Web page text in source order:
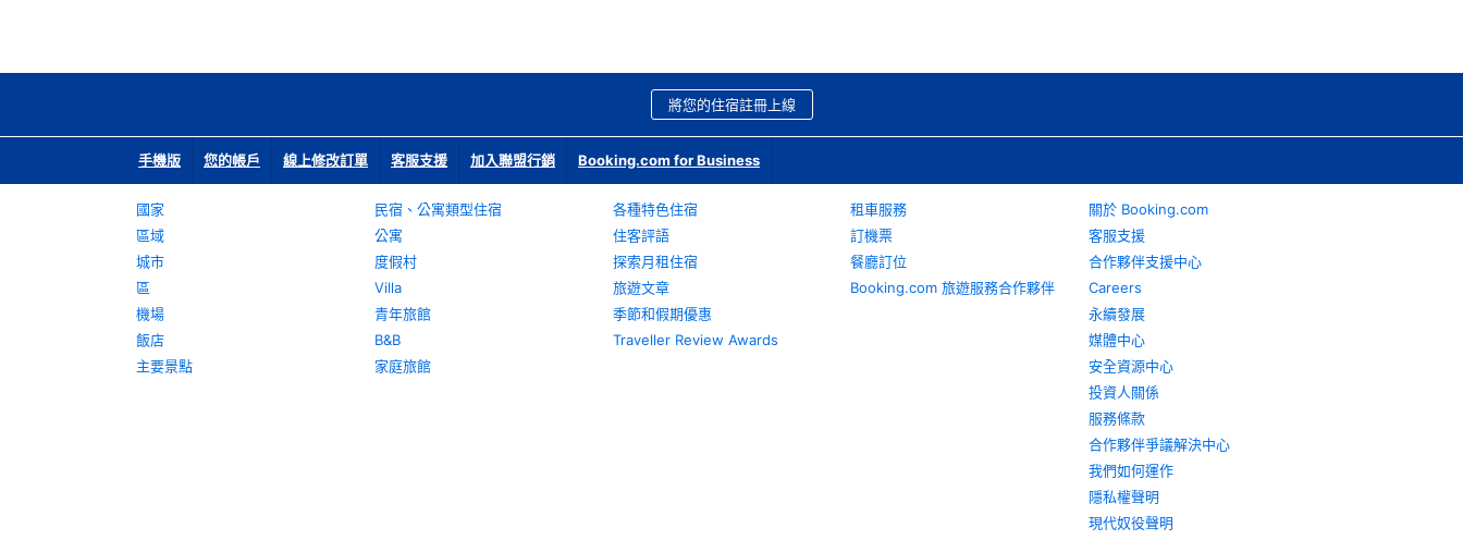
將您的住宿註冊上線
手機版 您的帳戶 線上修改訂單 客服支援 加入聯盟行銷 Booking.com for Business
國家
區域
城市
區
機場
飯店
主要景點
民宿、公寓類型住宿
公寓
度假村
Villa
青年旅館
B&B
家庭旅館
各種特色住宿
住客評語
探索月租住宿
旅遊文章
季節和假期優惠
Traveller Review Awards
租車服務
訂機票
餐廳訂位
Booking.com 旅遊服務合作夥伴
關於 Booking.com
客服支援
合作夥伴支援中心
Careers
永續發展
媒體中心
安全資源中心
投資人關係
服務條款
合作夥伴爭議解決中心
我們如何運作
隱私權聲明
現代奴役聲明